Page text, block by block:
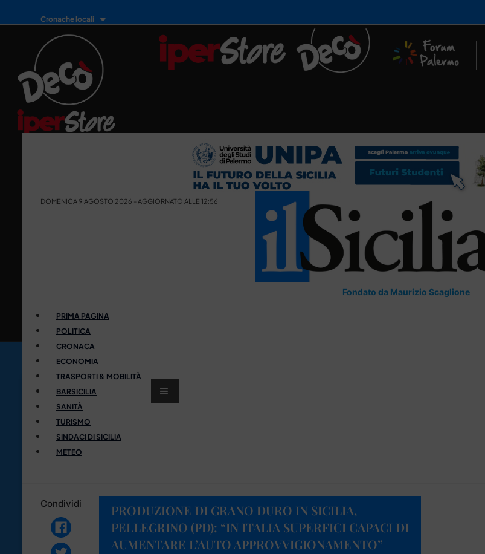
Cronache locali
DOMENICA 9 AGOSTO 2026 - AGGIORNATO ALLE 12:56
Fondato da Maurizio Scaglione
PRIMA PAGINA
POLITICA
CRONACA
ECONOMIA
TRASPORTI & MOBILITÀ
BARSICILIA
SANITÀ
TURISMO
SINDACI DI SICILIA
METEO
Condividi
PRODUZIONE DI GRANO DURO IN SICILIA,
PELLEGRINO (PD): “IN ITALIA SUPERFICI CAPACI DI
AUMENTARE L’AUTO APPROVVIGIONAMENTO”